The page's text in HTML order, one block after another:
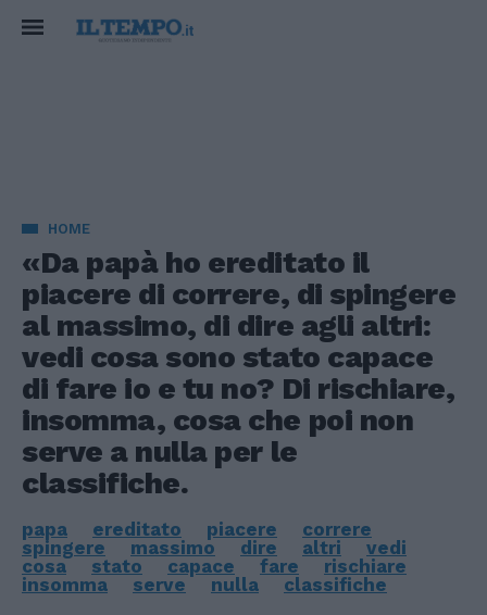
HOME
«Da papà ho ereditato il
piacere di correre, di spingere
al massimo, di dire agli altri:
vedi cosa sono stato capace
di fare io e tu no? Di rischiare,
insomma, cosa che poi non
serve a nulla per le
classifiche.
papa ereditato piacere
correre
spingere
massimo dire altri
vedi
cosa
stato capace fare
rischiare
insomma
serve nulla classifiche